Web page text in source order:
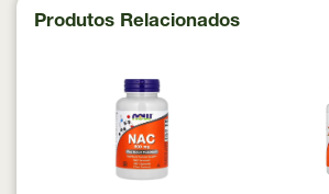
Produtos Relacionados